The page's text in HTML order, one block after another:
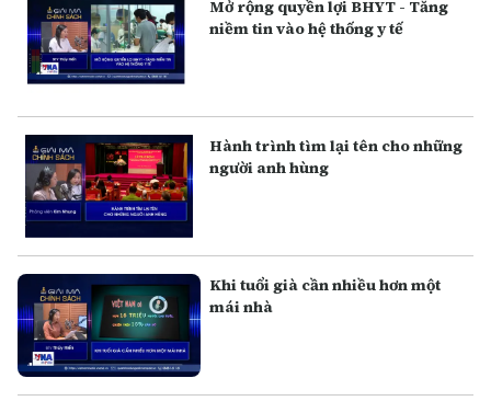
Mở rộng quyền lợi BHYT - Tăng
niềm tin vào hệ thống y tế
Hành trình tìm lại tên cho những
người anh hùng
Khi tuổi già cần nhiều hơn một
mái nhà